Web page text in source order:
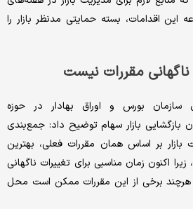
این اقدامات، بسته حمایتی مدنظر بازار را
ناگهانی مقررات نیست
سازمان بورس و اوراق بهادار در حوزه
بازگشایی بازار سهام توضیح داد: جمع‌بندی
بازار بر اساس همان مقررات فعلی، بهترین
اکنون زمان مناسبی برای تغییرات ناگهانی
هرچند برخی از این مقررات ممکن است محل